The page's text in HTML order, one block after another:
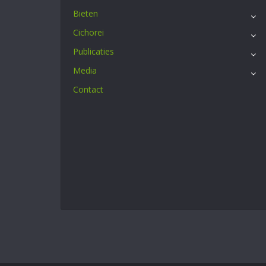
Bieten
Cichorei
Publicaties
Media
Contact